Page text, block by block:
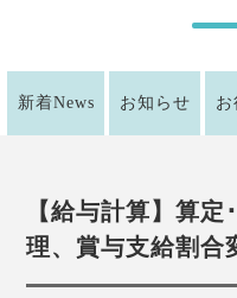
新着News お知らせ お
【給与計算】算
理、賞与支給割合